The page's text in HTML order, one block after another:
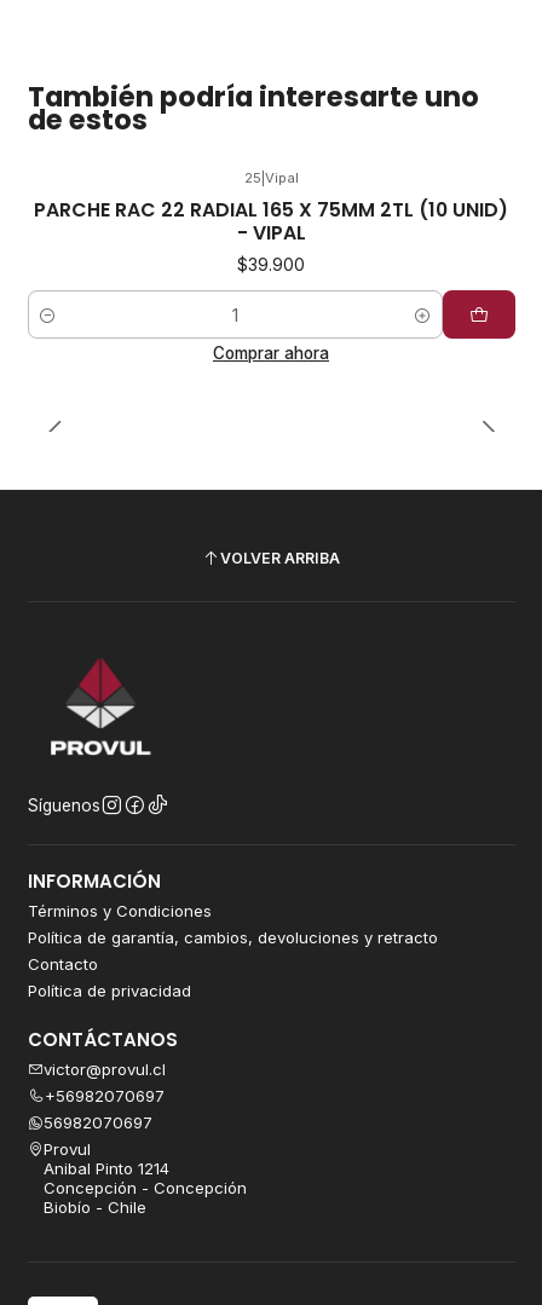
También podría interesarte uno
de estos
25 Vipal
PARCHE RAC 22 RADIAL 165 X 75MM 2TL (10 UNID)
- VIPAL
$39.900
Cantidad
Comprar ahora
VOLVER ARRIBA
Síguenos
INFORMACIÓN
Términos y Condiciones
Política de garantía, cambios, devoluciones y retracto
Contacto
Política de privacidad
CONTÁCTANOS
victor@provul.cl
+56982070697
56982070697
Provul
Anibal Pinto 1214
Concepción - Concepción
Biobío - Chile